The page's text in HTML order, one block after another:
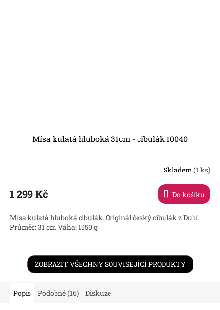
Mísa kulatá hluboká 31cm - cibulák 10040
Skladem (1 ks)
1 299 Kč Do košíku
Mísa kulatá hluboká cibulák. Originál český cibulák z Dubí.
Průměr: 31 cm Váha: 1050 g
ZOBRAZIT VŠECHNY SOUVISEJÍCÍ PRODUKTY
Popis Podobné (16) Diskuze